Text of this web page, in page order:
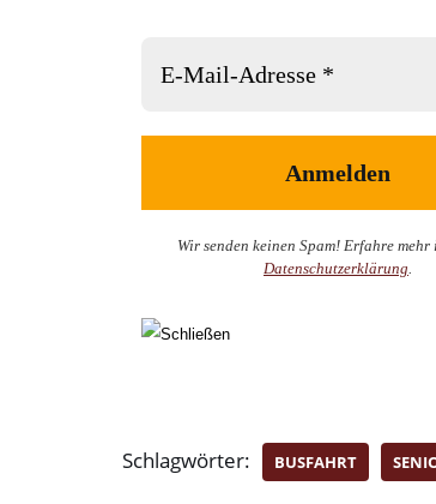
Wir senden keinen Spam! Erfahre mehr
Datenschutzerklärung.
Schlagwörter: BUSFAHRT